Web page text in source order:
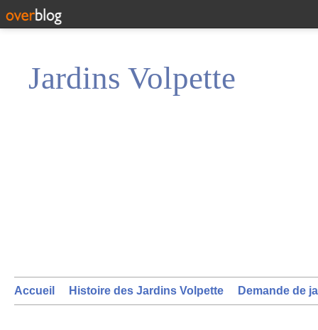
Jardins Volpette
Accueil Histoire des Jardins Volpette Demande de